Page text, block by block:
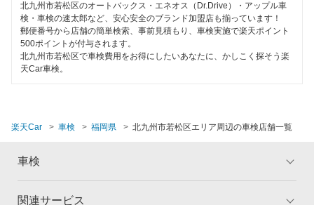
120分以内の車検
1日車検
夜間受付
1級整備士在籍
北九州市若松区のオートバックス・エネオス（Dr.Drive）・アップル車
検・車検の速太郎など、安心安全のブランド加盟店も揃っています！
郵便番号から店舗の簡単検索、事前見積もり、車検実施で楽天ポイント
500ポイントが付与されます。
北九州市若松区で車検費用をお得にしたいあなたに、かしこく探そう楽
天Car車検。
楽天Car 車検 福岡県 北九州市若松区エリア周辺の車検店舗一覧
車検
関連サービス